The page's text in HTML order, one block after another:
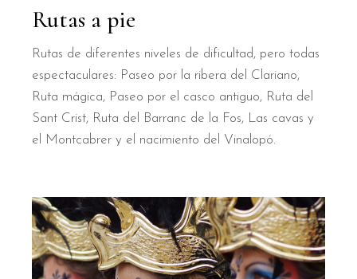
Rutas a pie
Rutas de diferentes niveles de dificultad, pero todas
espectaculares: Paseo por la ribera del Clariano,
Ruta mágica, Paseo por el casco antiguo, Ruta del
Sant Crist, Ruta del Barranc de la Fos, Las cavas y
el Montcabrer y el nacimiento del Vinalopó.